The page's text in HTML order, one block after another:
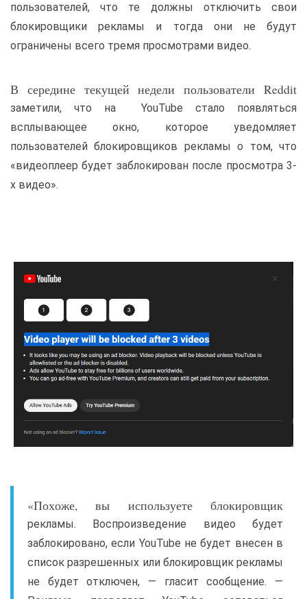
пользователей, что те должны отключить свои
блокировщики рекламы и тогда они не будут
ограничены всего тремя просмотрами видео.
В середине текущей недели пользователи Reddit
заметили, что на YouTube стало появляться
всплывающее окно, которое уведомляет
пользователей блокировщиков рекламы о том, что
«видеоплеер будет заблокирован после просмотра 3-
х видео».
«Похоже, вы используете блокировщик
рекламы. Воспроизведение видео будет
заблокировано, если YouTube не будет внесен в
список разрешенных или блокировщик рекламы
не будет отключен, — гласит сообщение. —